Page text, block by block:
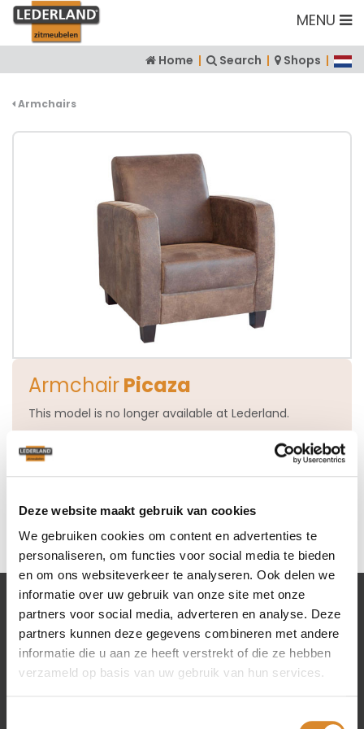
Deze website maakt gebruik van cookies
We gebruiken cookies om content en advertenties te
personaliseren, om functies voor social media te bieden
en om ons websiteverkeer te analyseren. Ook delen we
informatie over uw gebruik van onze site met onze
partners voor social media, adverteren en analyse. Deze
partners kunnen deze gegevens combineren met andere
informatie die u aan ze heeft verstrekt of die ze hebben
verzameld op basis van uw gebruik van hun services.
MENU
Home | Search | Shops |
Armchairs
ArmchairPicaza
This model is no longer available at Lederland.
Lederland shops
Amsterdam
Utrecht